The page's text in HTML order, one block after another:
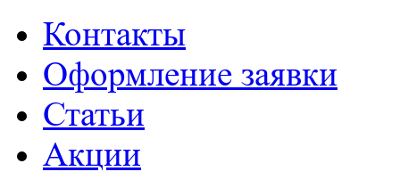
Контакты
Оформление заявки
Статьи
Акции